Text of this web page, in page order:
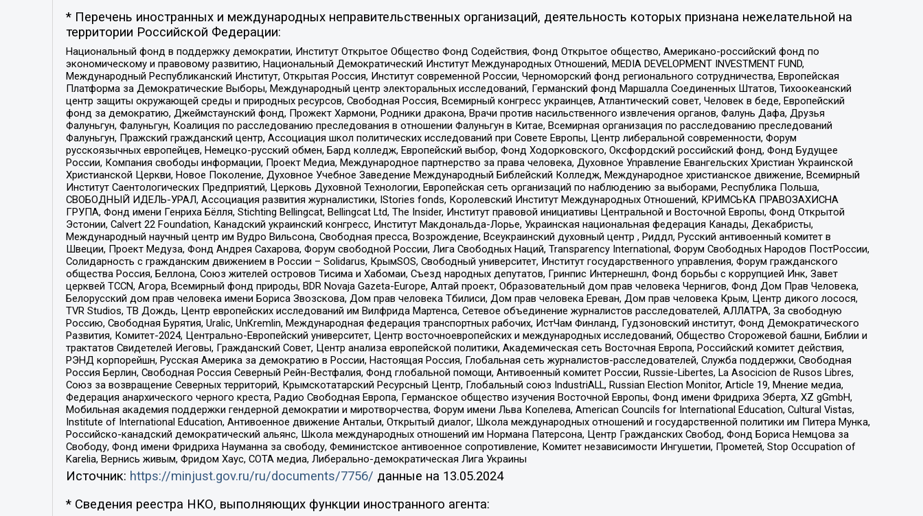
* Перечень иностранных и международных неправительственных организаций, деятельность которых признана нежелательной на
территории Российской Федерации:
Национальный фонд в поддержку демократии, Институт Открытое Общество Фонд Содействия, Фонд Открытое общество, Американо-российский фонд по
экономическому и правовому развитию, Национальный Демократический Институт Международных Отношений, MEDIA DEVELOPMENT INVESTMENT FUND,
Международный Республиканский Институт, Открытая Россия, Институт современной России, Черноморский фонд регионального сотрудничества, Европейская
Платформа за Демократические Выборы, Международный центр электоральных исследований, Германский фонд Маршалла Соединенных Штатов, Тихоокеанский
центр защиты окружающей среды и природных ресурсов, Свободная Россия, Всемирный конгресс украинцев, Атлантический совет, Человек в беде, Европейский
фонд за демократию, Джеймстаунский фонд, Прожект Хармони, Родники дракона, Врачи против насильственного извлечения органов, Фалунь Дафа, Друзья
Фалуньгун, Фалуньгун, Коалиция по расследованию преследования в отношении Фалуньгун в Китае, Всемирная организация по расследованию преследований
Фалуньгун, Пражский гражданский центр, Ассоциация школ политических исследований при Совете Европы, Центр либеральной современности, Форум
русскоязычных европейцев, Немецко-русский обмен, Бард колледж, Европейский выбор, Фонд Ходорковского, Оксфордский российский фонд, Фонд Будущее
России, Компания свободы информации, Проект Медиа, Международное партнерство за права человека, Духовное Управление Евангельских Христиан Украинской
Христианской Церкви, Новое Поколение, Духовное Учебное Заведение Международный Библейский Колледж, Международное христианское движение, Всемирный
Институт Саентологических Предприятий, Церковь Духовной Технологии, Европейская сеть организаций по наблюдению за выборами, Республика Польша,
СВОБОДНЫЙ ИДЕЛЬ-УРАЛ, Ассоциация развития журналистики, IStories fonds, Королевский Институт Международных Отношений, КРИМСЬКА ПРАВОЗАХИСНА
ГРУПА, Фонд имени Генриха Бёлля, Stichting Bellingcat, Bellingcat Ltd, The Insider, Институт правовой инициативы Центральной и Восточной Европы, Фонд Открытой
Эстонии, Calvert 22 Foundation, Канадский украинский конгресс, Институт Макдональда-Лорье, Украинская национальная федерация Канады, Декабристы,
Международный научный центр им Вудро Вильсона, Свободная пресса, Возрождение, Всеукраинский духовный центр , Риддл, Русский антивоенный комитет в
Швеции, Проект Медуза, Фонд Андрея Сахарова, Форум свободной России, Лига Свободных Наций, Transparеncy International, Форум Свободных Народов ПостРоссии,
Солидарность с гражданским движением в России – Solidarus, КрымSOS, Свободный университет, Институт государственного управления, Форум гражданского
общества Россия, Беллона, Союз жителей островов Тисима и Хабомаи, Съезд народных депутатов, Гринпис Интернешнл, Фонд борьбы с коррупцией Инк, Завет
церквей TCCN, Агора, Всемирный фонд природы, BDR Novaja Gazeta-Europe, Алтай проект, Образовательный дом прав человека Чернигов, Фонд Дом Прав Человека,
Белорусский дом прав человека имени Бориса Звозскова, Дом прав человека Тбилиси, Дом прав человека Ереван, Дом прав человека Крым, Центр дикого лосося,
TVR Studios, ТВ Дождь, Центр европейских исследований им Вилфрида Мартенса, Сетевое объединение журналистов расследователей, АЛЛАТРА, За свободную
Россию, Свободная Бурятия, Uralic, UnKremlin, Международная федерация транспортных рабочих, ИстЧам Финланд, Гудзоновский институт, Фонд Демократического
Развития, Комитет-2024, Центрально-Европейский университет, Центр восточноевропейских и международных исследований, Общество Сторожевой башни, Библии и
трактатов Свидетелей Иеговы, Гражданский Совет, Центр анализа европейской политики, Академическая сеть Восточная Европа, Российский комитет действия,
РЭНД корпорейшн, Русская Америка за демократию в России, Настоящая Россия, Глобальная сеть журналистов-расследователей, Служба поддержки, Свободная
Россия Берлин, Свободная Россия Северный Рейн-Вестфалия, Фонд глобальной помощи, Антивоенный комитет России, Russie-Libertes, La Asocicion de Rusos Libres,
Союз за возвращение Северных территорий, Крымскотатарский Ресурсный Центр, Глобальный союз IndustriALL, Russian Election Monitor, Article 19, Мнение медиа,
Федерация анархического черного креста, Радио Свободная Европа, Германское общество изучения Восточной Европы, Фонд имени Фридриха Эберта, XZ gGmbH,
Мобильная академия поддержки гендерной демократии и миротворчества, Форум имени Льва Копелева, American Councils for International Education, Cultural Vistas,
Institute of International Education, Антивоенное движение Антальи, Открытый диалог, Школа международных отношений и государственной политики им Питера Мунка,
Российско-канадский демократический альянс, Школа международных отношений им Нормана Патерсона, Центр Гражданских Свобод, Фонд Бориса Немцова за
Свободу, Фонд имени Фридриха Науманна за свободу, Феминистское антивоенное сопротивление, Комитет независимости Ингушетии, Прометей, Stop Occupation of
Karelia, Вернись живым, Фридом Хаус, СОТА медиа, Либерально-демократическая Лига Украины
Источник: https://minjust.gov.ru/ru/documents/7756/ данные на 13.05.2024
* Сведения реестра НКО, выполняющих функции иностранного агента: